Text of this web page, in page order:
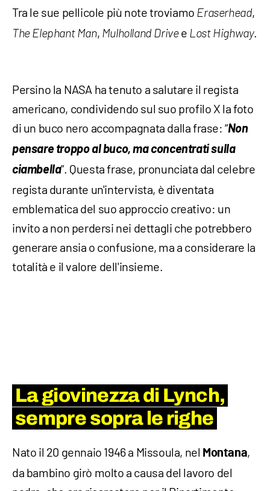
Tra le sue pellicole più note troviamo Eraserhead,
The Elephant Man, Mulholland Drivee Lost Highway.
Persino la NASA ha tenuto a salutare il regista
americano, condividendo sul suo profilo X la foto
di un buco nero accompagnata dalla frase: “Non
pensare troppo al buco, ma concentrati sulla
ciambella”. Questa frase, pronunciata dal celebre
regista durante un'intervista, è diventata
emblematica del suo approccio creativo: un
invito a non perdersi nei dettagli che potrebbero
generare ansia o confusione, ma a considerare la
totalità e il valore dell'insieme.
La giovinezza di Lynch,
sempre sopra le righe
Nato il 20 gennaio 1946 a Missoula, nel Montana,
da bambino girò molto a causa del lavoro del